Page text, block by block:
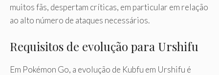
muitos fãs, despertam críticas, em particular em relação
ao alto número de ataques necessários.
Requisitos de evolução para Urshifu
Em Pokémon Go, a evolução de Kubfu em Urshifu é